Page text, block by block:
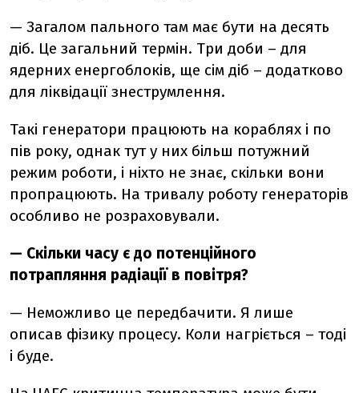
— Загалом пального там має бути на десять
діб. Це загальний термін. Три доби – для
ядерних енергоблоків, ще сім діб – додатково
для ліквідації знеструмлення.
Такі генератори працюють на кораблях і по
пів року, однак тут у них більш потужний
режим роботи, і ніхто не знає, скільки вони
пропрацюють. На тривалу роботу генераторів
особливо не розраховували.
— Скільки часу є до потенційного
потрапляння радіації в повітря?
— Неможливо це передбачити. Я лише
описав фізику процесу. Коли нагріється – тоді
і буде.